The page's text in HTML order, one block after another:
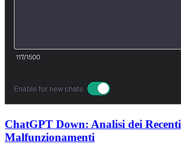
ChatGPT Down: Analisi dei Recenti
Malfunzionamenti